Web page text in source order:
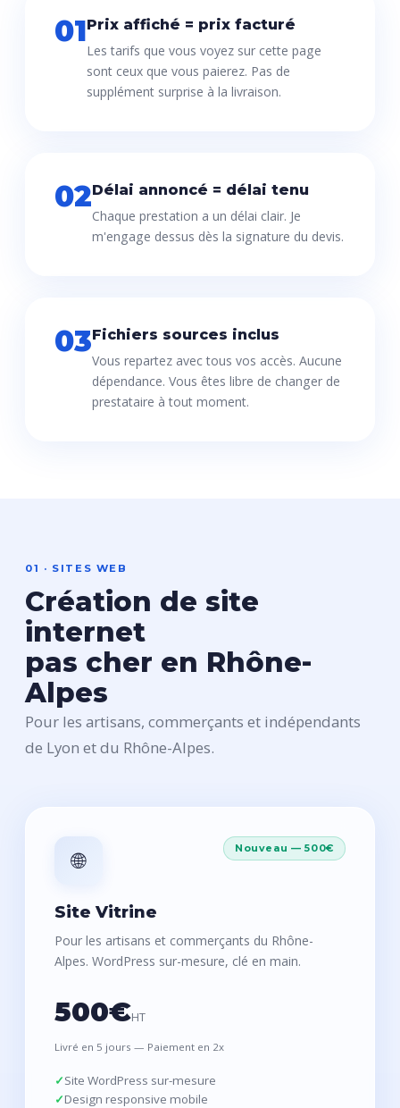
01Prix affiché = prix facturé
Les tarifs que vous voyez sur cette page
sont ceux que vous paierez. Pas de
supplément surprise à la livraison.
02Délai annoncé = délai tenu
Chaque prestation a un délai clair. Je
m'engage dessus dès la signature du devis.
03Fichiers sources inclus
Vous repartez avec tous vos accès. Aucune
dépendance. Vous êtes libre de changer de
prestataire à tout moment.
01 · SITES WEB
Création de site
internet
pas cher en Rhône-
Alpes
Pour les artisans, commerçants et indépendants
de Lyon et du Rhône-Alpes.
🌐 Nouveau — 500€
Site Vitrine
Pour les artisans et commerçants du Rhône-
Alpes. WordPress sur-mesure, clé en main.
500€HT
Livré en 5 jours — Paiement en 2x
Site WordPress sur-mesure
Design responsive mobile